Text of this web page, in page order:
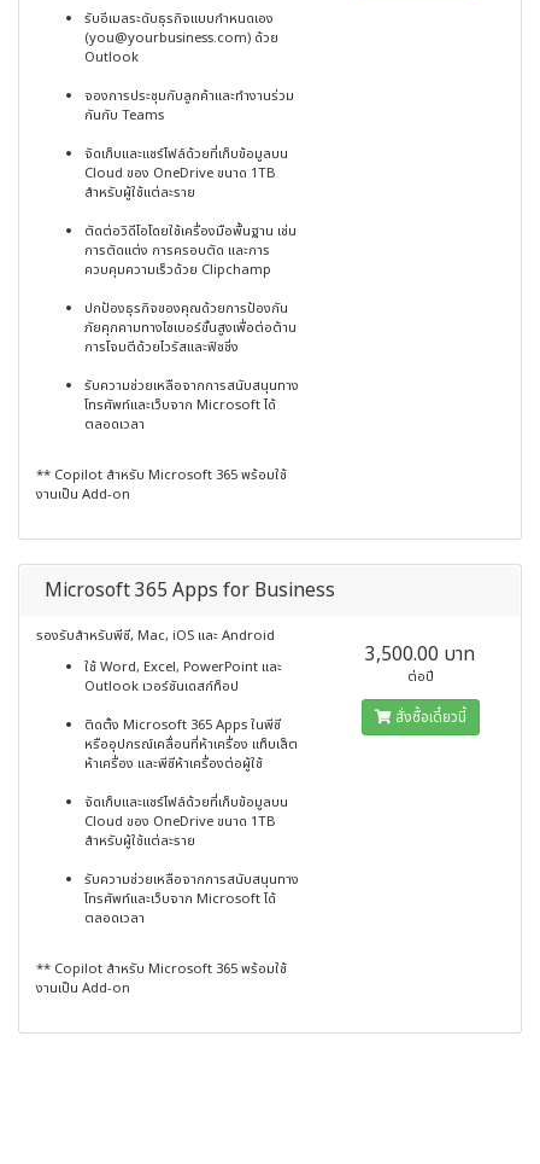
รับอีเมลระดับธุรกิจแบบกำหนดเอง
(you@yourbusiness.com) ด้วย
Outlook
จองการประชุมกับลูกค้าและทำงานร่วม
กันกับ Teams
จัดเก็บและแชร์ไฟล์ด้วยที่เก็บข้อมูลบน
Cloud ของ OneDrive ขนาด 1TB
สำหรับผู้ใช้แต่ละราย
ตัดต่อวิดีโอโดยใช้เครื่องมือพื้นฐาน เช่น
การตัดแต่ง การครอบตัด และการ
ควบคุมความเร็วด้วย Clipchamp
ปกป้องธุรกิจของคุณด้วยการป้องกัน
ภัยคุกคามทางไซเบอร์ขั้นสูงเพื่อต่อต้าน
การโจมตีด้วยไวรัสและฟิชชิ่ง
รับความช่วยเหลือจากการสนับสนุนทาง
โทรศัพท์และเว็บจาก Microsoft ได้
ตลอดเวลา
** Copilot สำหรับ Microsoft 365 พร้อมใช้
งานเป็น Add-on
Microsoft 365 Apps for Business
รองรับสำหรับพีซี, Mac, iOS และ Android
ใช้ Word, Excel, PowerPoint และ
Outlook เวอร์ชันเดสก์ท็อป
ติดตั้ง Microsoft 365 Apps ในพีซี
หรืออุปกรณ์เคลื่อนที่ห้าเครื่อง แท็บเล็ต
ห้าเครื่อง และพีซีห้าเครื่องต่อผู้ใช้
จัดเก็บและแชร์ไฟล์ด้วยที่เก็บข้อมูลบน
Cloud ของ OneDrive ขนาด 1TB
สำหรับผู้ใช้แต่ละราย
รับความช่วยเหลือจากการสนับสนุนทาง
โทรศัพท์และเว็บจาก Microsoft ได้
ตลอดเวลา
** Copilot สำหรับ Microsoft 365 พร้อมใช้
งานเป็น Add-on
3,500.00 บาท
ต่อปี
สั่งซื้อเดี๋ยวนี้